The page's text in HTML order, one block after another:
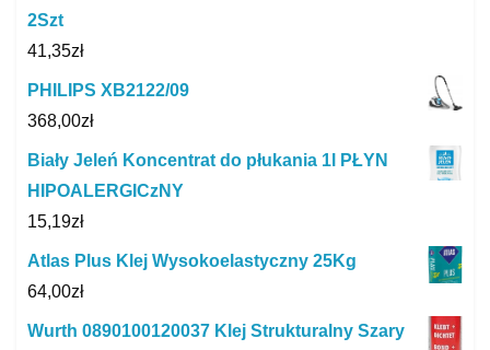
2Szt
41,35zł
PHILIPS XB2122/09
368,00zł
Biały Jeleń Koncentrat do płukania 1l PŁYN
HIPOALERGICzNY
15,19zł
Atlas Plus Klej Wysokoelastyczny 25Kg
64,00zł
Wurth 0890100120037 Klej Strukturalny Szary